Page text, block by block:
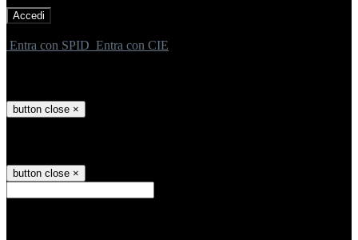
Entra con SPID Entra con CIE
button close ×
button close ×